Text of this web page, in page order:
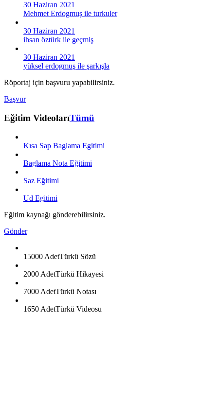
30 Haziran 2021
Mehmet Erdogmuş ile turkuler
30 Haziran 2021
ihsan öztürk ile geçmiş
30 Haziran 2021
yüksel erdogmuş ile şarkışla
Röportaj için başvuru yapabilirsiniz.
Başvur
Eğitim VideolarıTümü
Kısa Sap Baglama Egitimi
Baglama Nota Eğitimi
Saz Eğitimi
Ud Egitimi
Eğitim kaynağı gönderebilirsiniz.
Gönder
15000 AdetTürkü Sözü
2000 AdetTürkü Hikayesi
7000 AdetTürkü Notası
1650 AdetTürkü Videosu